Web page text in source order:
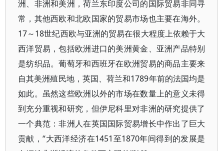
洲、非洲和美洲，荷兰东印度公司的国际贸易非同寻
常，其他西欧和北欧国家的贸易市场也主要在海外。
17～18世纪西欧与亚洲的贸易在很大程度上依赖于大
西洋贸易，包括欧洲进口的美洲黄金、亚洲产品特别
是纺织品。葡萄牙和西班牙在欧洲贸易的商品主要来
自其美洲殖民地，英国、荷兰和1789年前的法国均是
如此。虽然这些欧洲以外的市场在数量上的意义未得
到充分重视和研究，但伊尼科里对非洲的研究提供了
一个典范：非洲人在英国国际贸易增长中作出了巨大
贡献，“大西洋经济在1451至1870年间得到的发展是